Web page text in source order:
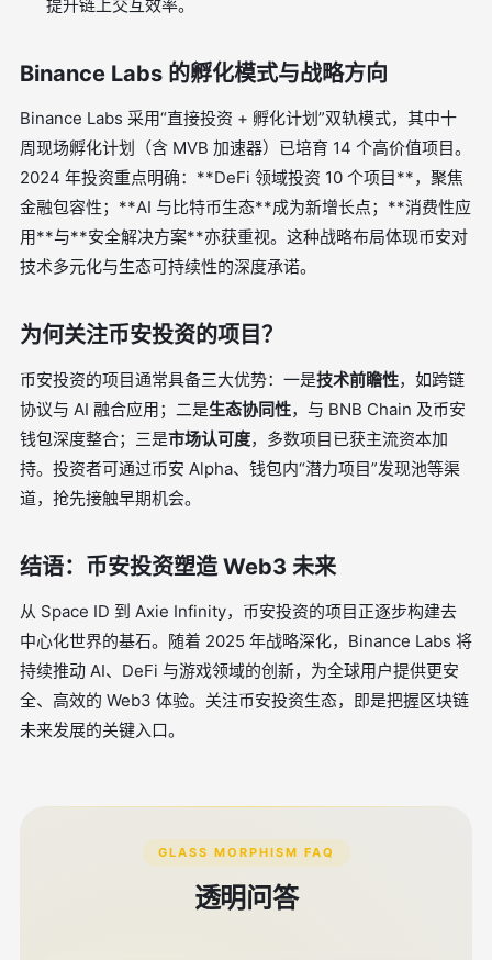
提升链上交互效率。
Binance Labs 的孵化模式与战略方向
Binance Labs 采用“直接投资 + 孵化计划”双轨模式，其中十
周现场孵化计划（含 MVB 加速器）已培育 14 个高价值项目。
2024 年投资重点明确：**DeFi 领域投资 10 个项目**，聚焦
金融包容性；**AI 与比特币生态**成为新增长点；**消费性应
用**与**安全解决方案**亦获重视。这种战略布局体现币安对
技术多元化与生态可持续性的深度承诺。
为何关注币安投资的项目？
币安投资的项目通常具备三大优势：一是技术前瞻性，如跨链
协议与 AI 融合应用；二是生态协同性，与 BNB Chain 及币安
钱包深度整合；三是市场认可度，多数项目已获主流资本加
持。投资者可通过币安 Alpha、钱包内“潜力项目”发现池等渠
道，抢先接触早期机会。
结语：币安投资塑造 Web3 未来
从 Space ID 到 Axie Infinity，币安投资的项目正逐步构建去
中心化世界的基石。随着 2025 年战略深化，Binance Labs 将
持续推动 AI、DeFi 与游戏领域的创新，为全球用户提供更安
全、高效的 Web3 体验。关注币安投资生态，即是把握区块链
未来发展的关键入口。
GLASS MORPHISM FAQ
透明问答